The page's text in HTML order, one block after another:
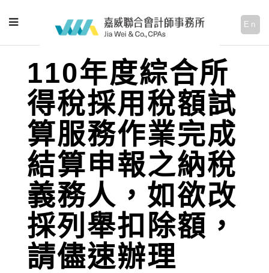
En
110年度綜合所
得稅採用稅額試
算服務作業完成
結算申報之納稅
義務人，如欲改
採列舉扣除額，
請儘速辦理